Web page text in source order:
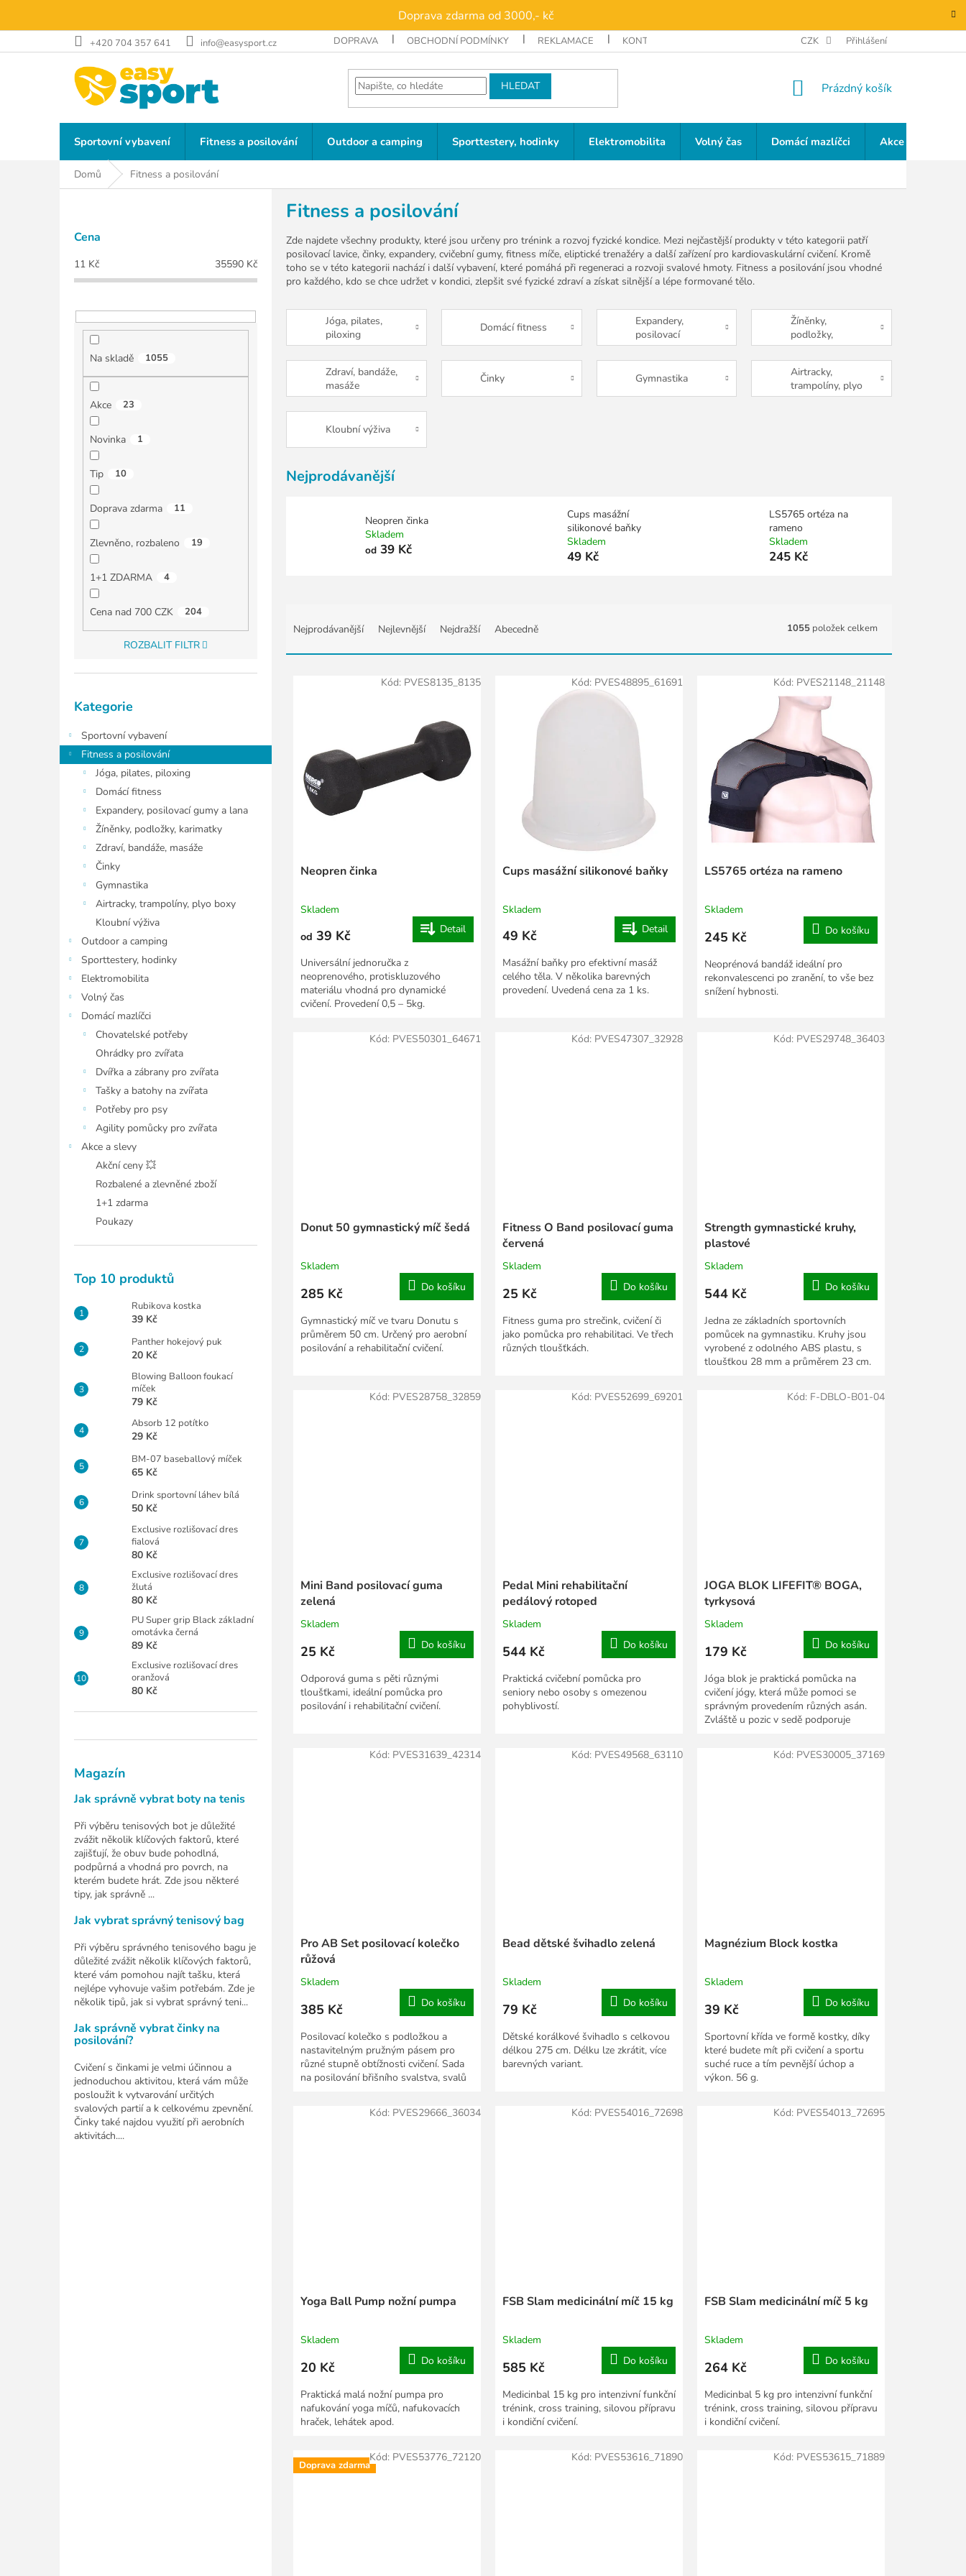
obsah
Doprava zdarma od 3000,- kč
+420 704 357 641 info@easysport.cz DOPRAVA OBCHODNÍ PODMÍNKY REKLAMACE KONTAKTY CZK Přihlášení
HLEDAT
NÁKUPNÍ
Prázdný košík
Sportovní vybavení Fitness a posilování Outdoor a camping Sporttestery, hodinky Elektromobilita Volný čas Domácí mazlíčci Akce a slevy
Domů Fitness a posilování
P
Cena
11 Kč 35590 Kč
Na skladě 1055
Akce 23
Novinka 1
Tip 10
Doprava zdarma 11
Zlevněno, rozbaleno 19
1+1 ZDARMA 4
Cena nad 700 CZK 204
ROZBALIT FILTR
kategorie
Kategorie
Sportovní vybavení
Fitness a posilování
Jóga, pilates, piloxing
Domácí fitness
Expandery, posilovací gumy a lana
Žíněnky, podložky, karimatky
Zdraví, bandáže, masáže
Činky
Gymnastika
Airtracky, trampolíny, plyo boxy
Kloubní výživa
Outdoor a camping
Sporttestery, hodinky
Elektromobilita
Volný čas
Domácí mazlíčci
Chovatelské potřeby
Ohrádky pro zvířata
Dvířka a zábrany pro zvířata
Tašky a batohy na zvířata
Potřeby pro psy
Agility pomůcky pro zvířata
Akce a slevy
Akční ceny 💥
Rozbalené a zlevněné zboží
1+1 zdarma
Poukazy
Top 10 produktů
Rubikova kostka
39 Kč
Panther hokejový puk
20 Kč
Blowing Balloon foukací
míček
79 Kč
Absorb 12 potítko
29 Kč
BM-07 baseballový míček
65 Kč
Drink sportovní láhev bílá
50 Kč
Exclusive rozlišovací dres
fialová
80 Kč
Exclusive rozlišovací dres
žlutá
80 Kč
PU Super grip Black základní
omotávka černá
89 Kč
Exclusive rozlišovací dres
oranžová
80 Kč
Magazín
Jak správně vybrat boty na tenis
Při výběru tenisových bot je důležité
zvážit několik klíčových faktorů, které
zajišťují, že obuv bude pohodlná,
podpůrná a vhodná pro povrch, na
kterém budete hrát. Zde jsou některé
tipy, jak správně ...
Jak vybrat správný tenisový bag
Při výběru správného tenisového bagu je
důležité zvážit několik klíčových faktorů,
které vám pomohou najít tašku, která
nejlépe vyhovuje vašim potřebám. Zde je
několik tipů, jak si vybrat správný teni...
Jak správně vybrat činky na
posilování?
Cvičení s činkami je velmi účinnou a
jednoduchou aktivitou, která vám může
posloužit k vytvarování určitých
svalových partií a k celkovému zpevnění.
Činky také najdou využití při aerobních
aktivitách....
Fitness a posilování
Zde najdete všechny produkty, které jsou určeny pro trénink a rozvoj fyzické kondice. Mezi nejčastější produkty v této kategorii patří
posilovací lavice, činky, expandery, cvičební gumy, fitness míče, eliptické trenažéry a další zařízení pro kardiovaskulární cvičení. Kromě
toho se v této kategorii nachází i další vybavení, které pomáhá při regeneraci a rozvoji svalové hmoty. Fitness a posilování jsou vhodné
pro každého, kdo se chce udržet v kondici, zlepšit své fyzické zdraví a získat silnější a lépe formované tělo.
Jóga, pilates,
piloxing
Domácí fitness
Expandery,
posilovací
gumy a lana
Žíněnky,
podložky,
karimatky
Zdraví, bandáže,
masáže
Činky Gymnastika
Airtracky,
trampolíny, plyo
boxy
Kloubní výživa
Nejprodávanější
Neopren činka
Skladem
od 39 Kč
Cups masážní
silikonové baňky
Skladem
49 Kč
LS5765 ortéza na
rameno
Skladem
245 Kč
e
Nejprodávanější Nejlevnější Nejdražší Abecedně 1055 položek celkem
Neopren činka
Skladem
od 39 Kč Detail
Universální jednoručka z
neoprenového, protiskluzového
materiálu vhodná pro dynamické
cvičení. Provedení 0,5 – 5kg.
Kód: PVES8135_8135
Cups masážní silikonové baňky
Skladem
49 Kč Detail
Masážní baňky pro efektivní masáž
celého těla. V několika barevných
provedení. Uvedená cena za 1 ks.
Kód: PVES48895_61691
LS5765 ortéza na rameno
Skladem
245 Kč Do košíku
Neoprénová bandáž ideální pro
rekonvalescenci po zranění, to vše bez
snížení hybnosti.
Kód: PVES21148_21148
Donut 50 gymnastický míč šedá
Skladem
285 Kč Do košíku
Gymnastický míč ve tvaru Donutu s
průměrem 50 cm. Určený pro aerobní
posilování a rehabilitační cvičení.
Kód: PVES50301_64671
Fitness O Band posilovací guma
červená
Skladem
25 Kč Do košíku
Fitness guma pro strečink, cvičení či
jako pomůcka pro rehabilitaci. Ve třech
různých tloušťkách.
Kód: PVES47307_32928
Strength gymnastické kruhy,
plastové
Skladem
544 Kč Do košíku
Jedna ze základních sportovních
pomůcek na gymnastiku. Kruhy jsou
vyrobené z odolného ABS plastu, s
tloušťkou 28 mm a průměrem 23 cm.
Kód: PVES29748_36403
Mini Band posilovací guma
zelená
Skladem
25 Kč Do košíku
Odporová guma s pěti různými
tloušťkami, ideální pomůcka pro
posilování i rehabilitační cvičení.
Kód: PVES28758_32859
Pedal Mini rehabilitační
pedálový rotoped
Skladem
544 Kč Do košíku
Praktická cvičební pomůcka pro
seniory nebo osoby s omezenou
pohyblivostí.
Kód: PVES52699_69201
JOGA BLOK LIFEFIT® BOGA,
tyrkysová
Skladem
179 Kč Do košíku
Jóga blok je praktická pomůcka na
cvičení jógy, která může pomoci se
správným provedením různých asán.
Zvláště u pozic v sedě podporuje
Kód: F-DBLO-B01-04
Pro AB Set posilovací kolečko
růžová
Skladem
385 Kč Do košíku
Posilovací kolečko s podložkou a
nastavitelným pružným pásem pro
různé stupně obtížnosti cvičení. Sada
na posilování břišního svalstva, svalů
Kód: PVES31639_42314
Bead dětské švihadlo zelená
Skladem
79 Kč Do košíku
Dětské korálkové švihadlo s celkovou
délkou 275 cm. Délku lze zkrátit, více
barevných variant.
Kód: PVES49568_63110
Magnézium Block kostka
Skladem
39 Kč Do košíku
Sportovní křída ve formě kostky, díky
které budete mít při cvičení a sportu
suché ruce a tím pevnější úchop a
výkon. 56 g.
Kód: PVES30005_37169
Yoga Ball Pump nožní pumpa
Skladem
20 Kč Do košíku
Praktická malá nožní pumpa pro
nafukování yoga míčů, nafukovacích
hraček, lehátek apod.
Kód: PVES29666_36034
FSB Slam medicinální míč 15 kg
Skladem
585 Kč Do košíku
Medicinbal 15 kg pro intenzivní funkční
trénink, cross training, silovou přípravu
i kondiční cvičení.
Kód: PVES54016_72698
FSB Slam medicinální míč 5 kg
Skladem
264 Kč Do košíku
Medicinbal 5 kg pro intenzivní funkční
trénink, cross training, silovou přípravu
i kondiční cvičení.
Kód: PVES54013_72695
Doprava zdarma
Kód: PVES53776_72120 Kód: PVES53616_71890 Kód: PVES53615_71889